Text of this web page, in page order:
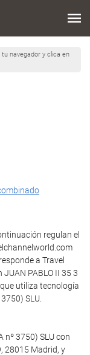
navegador y clica en
regulan el
a Travel
PABLO II 35 3
utiliza tecnología
SLU.
nº 3750) SLU con
28015 Madrid, y